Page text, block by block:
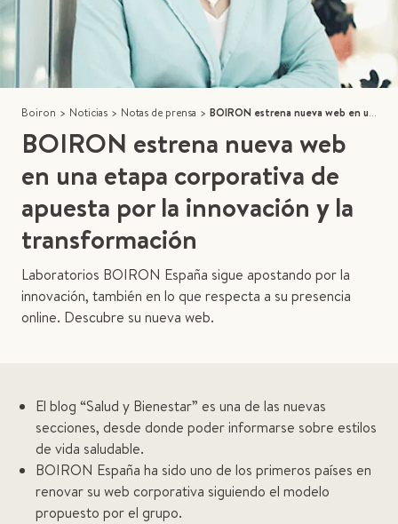
Boiron > Noticias > Notas de prensa > BOIRON estrena nueva web en una etapa corporativa de apuesta por la innovación y la transformación
BOIRON estrena nueva web
en una etapa corporativa de
apuesta por la innovación y la
transformación
Laboratorios BOIRON España sigue apostando por la
innovación, también en lo que respecta a su presencia
online. Descubre su nueva web.
El blog “Salud y Bienestar” es una de las nuevas
secciones, desde donde poder informarse sobre estilos
de vida saludable.
BOIRON España ha sido uno de los primeros países en
renovar su web corporativa siguiendo el modelo
propuesto por el grupo.